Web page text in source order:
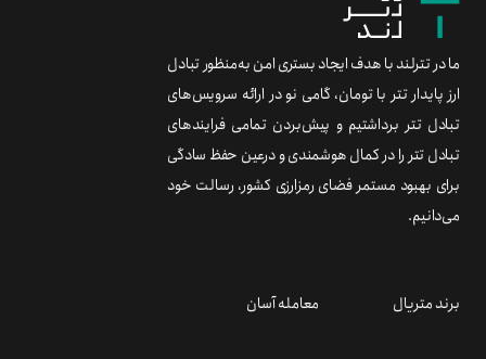
ما در تترلند با هدف ایجاد بستری امن به‌منظور تبادل
ارز پایدار تتر با تومان، گامی نو در ارائه سرویس‌های
تبادل تتر برداشتیم و پیش‌بردن تمامی فرایندهای
تبادل تتر را در کمال هوشمندی و درعین حفظ سادگی
برای بهبود مستمر فضای رمزارزی کشور، رسالت خود
می‌دانیم.
برند متریال معامله آسان